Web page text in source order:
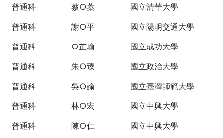
e
普通科
蔡○蓁
國立清華大學
普通科
謝○平
國立陽明交通大學
普通科
○芷瑜
國立成功大學
普通科
朱○臻
國立政治大學
普通科
吳○諭
國立臺灣師範大學
普通科
林○宏
國立中興大學
普通科
陳○仁
國立中興大學